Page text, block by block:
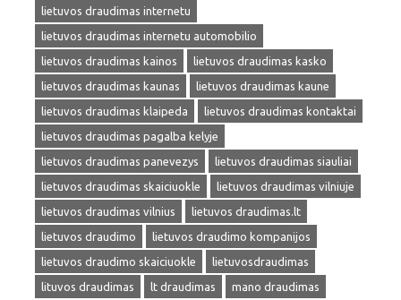
lietuvos draudimas internetu
lietuvos draudimas internetu automobilio
lietuvos draudimas kainos
lietuvos draudimas kasko
lietuvos draudimas kaunas
lietuvos draudimas kaune
lietuvos draudimas klaipeda
lietuvos draudimas kontaktai
lietuvos draudimas pagalba kelyje
lietuvos draudimas panevezys
lietuvos draudimas siauliai
lietuvos draudimas skaiciuokle
lietuvos draudimas vilniuje
lietuvos draudimas vilnius
lietuvos draudimas.lt
lietuvos draudimo
lietuvos draudimo kompanijos
lietuvos draudimo skaiciuokle
lietuvosdraudimas
lituvos draudimas
lt draudimas
mano draudimas